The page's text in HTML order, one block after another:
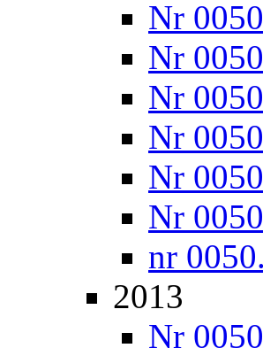
Nr
Nr
Nr
Nr
Nr
Nr
nr
2013
Nr